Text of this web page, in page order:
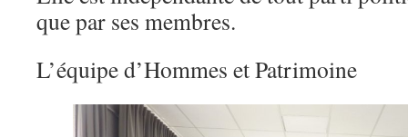
que par ses membres.
L’équipe d’Hommes et Patrimoine